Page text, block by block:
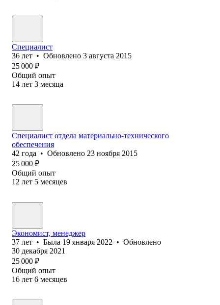
Специалист
36 лет • Обновлено 3 августа 2015
25 000 ₽
Общий опыт
14 лет 3 месяца
Специалист отдела материально-технического
обеспечения
42 года • Обновлено 23 ноября 2015
25 000 ₽
Общий опыт
12 лет 5 месяцев
Экономист, менеджер
37 лет • Была 19 января 2022 • Обновлено
30 декабря 2021
25 000 ₽
Общий опыт
16 лет 6 месяцев